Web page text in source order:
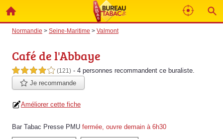
Normandie > Seine-Maritime > Valmont
Café de l'Abbaye
4,0 étoiles sur 5 (121) - 4 personnes recommandent ce buraliste.
Je recommande
Améliorer cette fiche
Bar Tabac Presse PMU fermée, ouvre demain à 6h30